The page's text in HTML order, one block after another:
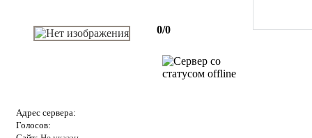
0/0
Адрес сервера:
Голосов: